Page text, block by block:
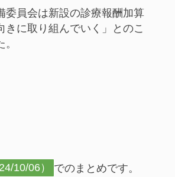
委員会は新設の診療報酬加算
きに取り組んでいく」とのこ
10/06） でのまとめです。